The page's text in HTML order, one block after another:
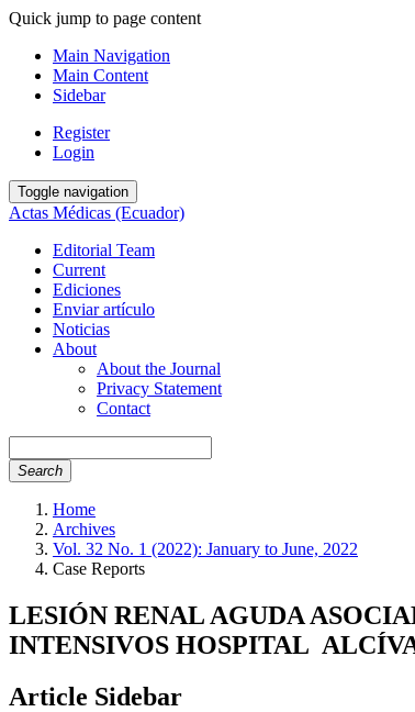
Quick jump to page content
Main Navigation
Main Content
Sidebar
Register
Login
Toggle navigation
Actas Médicas (Ecuador)
Editorial Team
Current
Ediciones
Enviar artículo
Noticias
About
About the Journal
Privacy Statement
Contact
Search
Home
Archives
Vol. 32 No. 1 (2022): January to June, 2022
Case Reports
LESIÓN RENAL AGUDA
INTENSIVOS HOSPITAL
Article Sidebar